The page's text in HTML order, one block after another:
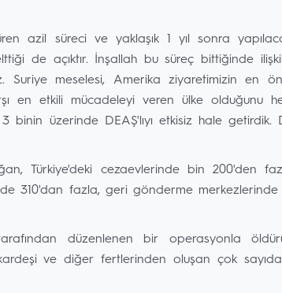
azil süreci ve yaklaşık 1 yıl sonra
de açıktır. İnşallah bu süreç bittiğinde
Suriye meselesi, Amerika ziyaretimizin en
en etkili mücadeleyi veren ülke olduğunu
3 binin üzerinde DEAŞ'lıyı etkisiz hale
Türkiye'deki cezaevlerinde bin 200'den
310'dan fazla, geri gönderme
düzenlenen bir operasyonla
ve diğer fertlerinden oluşan çok sayıda